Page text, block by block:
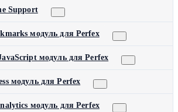
Support
модуль для Perfex
модуль для Perfex
модуль для Perfex
модуль для Perfex